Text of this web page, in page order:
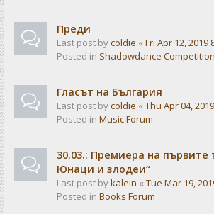
Преди
Last post bycoldie « Fri Apr 12, 2019
Posted in Shadowdance
Гласът на България
Last post bycoldie « Thu Apr 04,
Posted in Music Forum
30.03.: Премиера на първите
Юнаци и злодеи“
Last post bykalein « Tue Mar 19,
Posted in Books Forum